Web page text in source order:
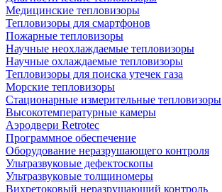
Медицинские тепловизоры
Тепловизоры для смартфонов
Пожарные тепловизоры
Научные неохлаждаемые тепловизоры
Научные охлаждаемые тепловизоры
Тепловизоры для поиска утечек газа
Морские тепловизоры
Стационарные измерительные тепловизоры
Высокотемпературные камеры
Аэродвери Retrotec
Программное обеспечение
Оборудование неразрушающего контроля
Ультразвуковые дефектоскопы
Ультразвуковые толщиномеры
Вихретоковый неразрушающий контроль